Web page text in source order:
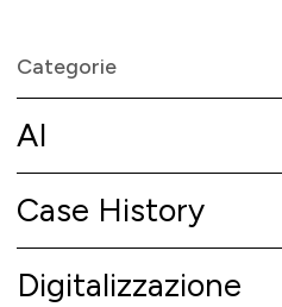
Categorie
AI
Case History
Digitalizzazione